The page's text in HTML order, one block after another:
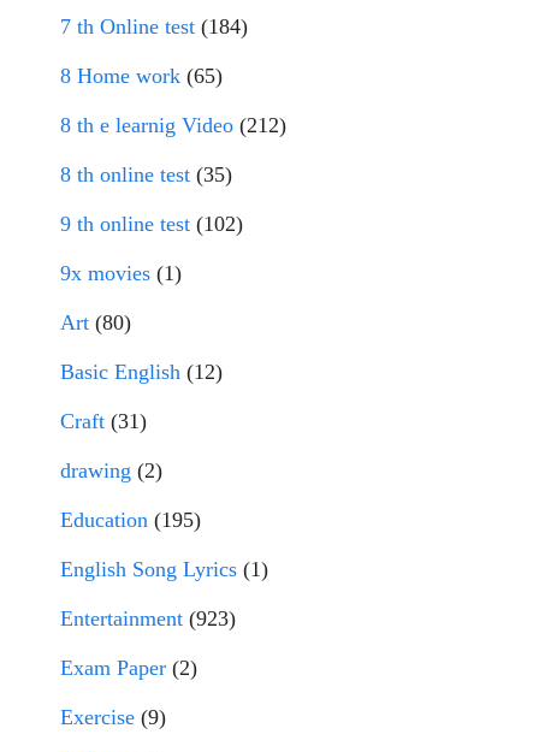
7 th Online test (184)
8 Home work (65)
8 th e learnig Video (212)
8 th online test (35)
9 th online test (102)
9x movies (1)
Art (80)
Basic English (12)
Craft (31)
drawing (2)
Education (195)
English Song Lyrics (1)
Entertainment (923)
Exam Paper (2)
Exercise (9)